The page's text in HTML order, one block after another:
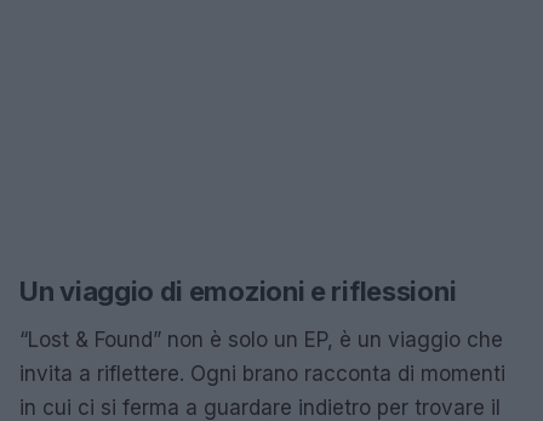
Un viaggio di emozioni e riflessioni
“Lost & Found” non è solo un EP, è un viaggio che
invita a riflettere. Ogni brano racconta di momenti
in cui ci si ferma a guardare indietro per trovare il